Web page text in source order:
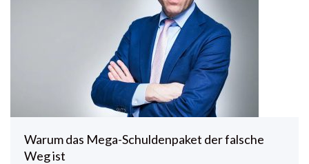
Warum das Mega-Schuldenpaket der falsche
Weg ist